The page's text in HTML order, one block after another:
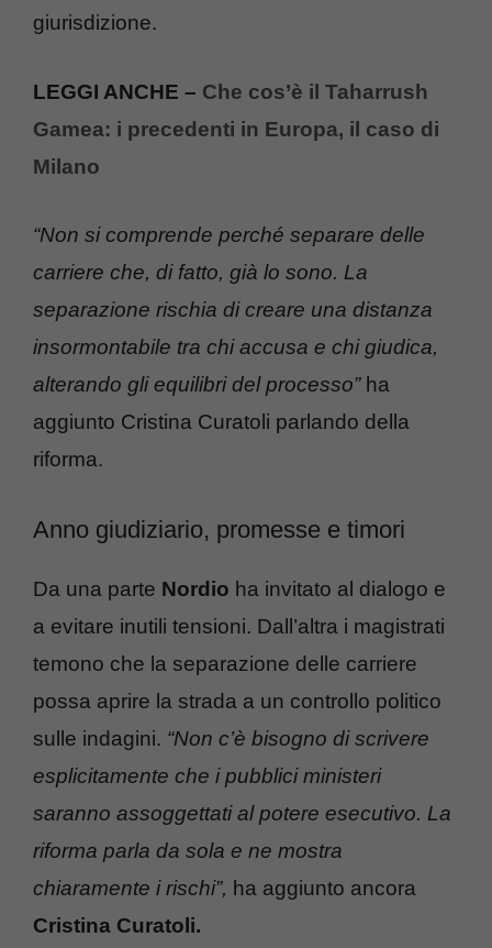
giurisdizione.
LEGGI ANCHE – Che cos’è il Taharrush
Gamea: i precedenti in Europa, il caso di
Milano
“Non si comprende perché separare delle
carriere che, di fatto, già lo sono. La
separazione rischia di creare una distanza
insormontabile tra chi accusa e chi giudica,
alterando gli equilibri del processo” ha
aggiunto Cristina Curatoli parlando della
riforma.
Anno giudiziario, promesse e timori
Da una parte Nordio ha invitato al dialogo e
a evitare inutili tensioni. Dall’altra i magistrati
temono che la separazione delle carriere
possa aprire la strada a un controllo politico
sulle indagini. “Non c’è bisogno di scrivere
esplicitamente che i pubblici ministeri
saranno assoggettati al potere esecutivo. La
riforma parla da sola e ne mostra
chiaramente i rischi”, ha aggiunto ancora
Cristina Curatoli.